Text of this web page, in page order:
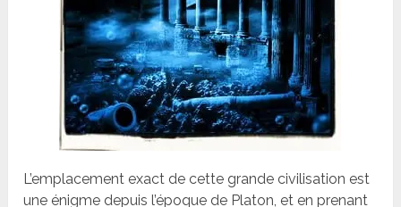
L’emplacement exact de cette grande civilisation est
une énigme depuis l’époque de Platon, et en prenant